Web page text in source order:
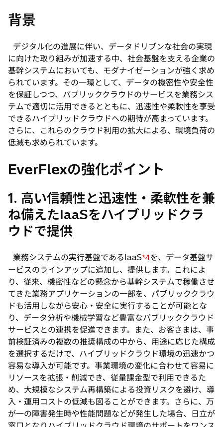
背景
デジタル化の進展に伴い、データドリブンな社会の実現
に向けた取り組みが加速する中、社会基盤を支える企業の
基幹システムにおいても、モダナイゼーションが強く求め
られています。その一環として、データの機密性や安全性
を保証しつつ、パブリッククラウドのサービスを業務シス
テムで適切に活用できるとともに、迅速性や柔軟性を享受
できるハイブリッドクラウドへの期待が高まっています。
さらに、これらのクラウド利用の拡大による、環境負荷の
低減も求められています。
EverFlexの強化ポイント
1. 高い信頼性と迅速性・柔軟性を兼
ね備えたIaaSをハイブリッドクラ
ウドで提供
業務システムの実行基盤であるIaaS*4を、データ基盤サ
ービスのラインアップに追加し、提供します。これによ
り、従来、機密性などの懸念から基幹システムで稼働させ
てきた業務アプリケーションの一部を、パブリッククラウ
ドも活用しながら安心・安全に実行することが可能とな
り、データ分析や機械学習など豊富なパブリッククラウド
サービスとの連携を促進できます。また、お客さまは、事
前検証済みの複数の推奨構成の中から、用途に応じた構成
を選択するだけで、ハイブリッドクラウド環境の迅速かつ
容易な導入が可能です。事業環境の変化に合わせて容易に
リソースを拡張・削減でき、従量課金型で利用できるた
め、大規模なシステム再構築による投資リスクを避け、導
入・運用コストの低減も図ることができます。さらに、万
が一の障害発生時や性能問題などが発生した場合、日立が